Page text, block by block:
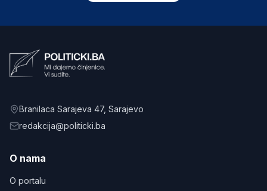
Branilaca Sarajeva 47, Sarajevo
redakcija@politicki.ba
O nama
O portalu